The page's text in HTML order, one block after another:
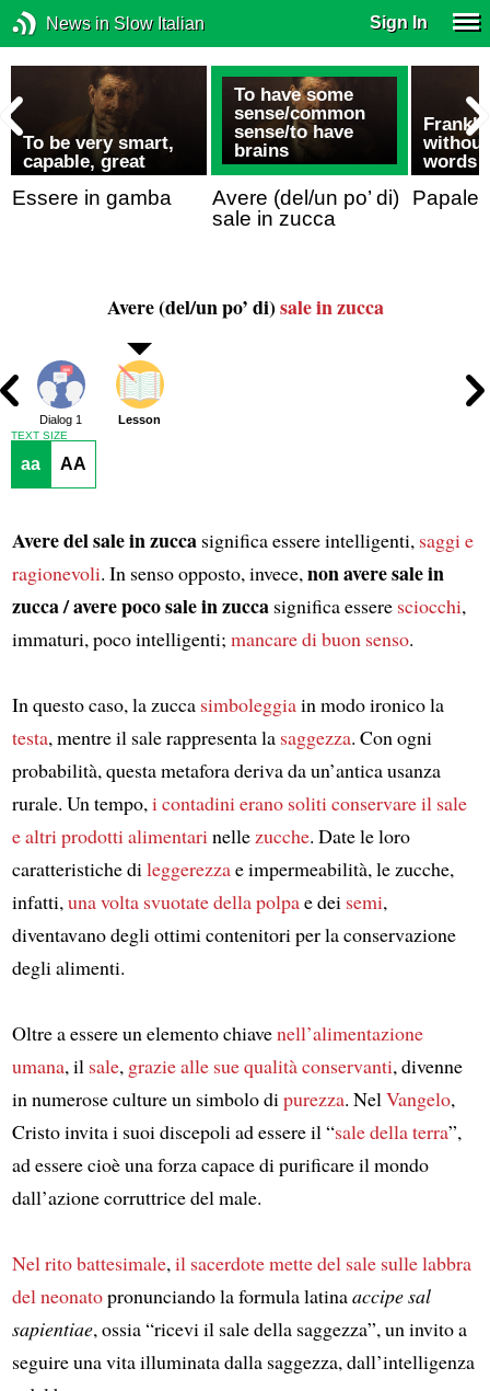
News in Slow Italian Sign In
To be very smart,
capable, great
Essere in gamba
To have some
sense/common
sense/to have
brains
Avere (del/un po’ di)
sale in zucca
words
Avere (del/un po’ di)sale in zucca
Dialog 1 Lesson
TEXT SIZE
aa AA
Avere del sale in zuccasignifica essere intelligenti, saggi e
ragionevoli. In senso opposto, invece, non avere sale in
zucca / avere poco sale in zuccasignifica essere sciocchi,
immaturi, poco intelligenti; mancare di buon senso.
In questo caso, la zucca simboleggiain modo ironico la
testa, mentre il sale rappresenta la saggezza. Con ogni
probabilità, questa metafora deriva da un’antica usanza
rurale. Un tempo, i contadini erano soliti conservare il sale
e altri prodotti alimentari nelle zucche. Date le loro
caratteristiche di leggerezzae impermeabilità, le zucche,
infatti, una volta svuotate della polpae dei semi,
diventavano degli ottimi contenitori per la conservazione
degli alimenti.
Oltre a essere un elemento chiavenell’alimentazione
umana, il sale, grazie alle sue qualità conservanti, divenne
in numerose culture un simbolo di purezza. Nel Vangelo,
Cristo invita i suoi discepoli ad essere il “sale della terra”,
ad essere cioè una forza capace di purificare il mondo
dall’azione corruttrice del male.
Nel rito battesimale, il sacerdote mette del sale sulle labbra
del neonatopronunciando la formula latinaaccipe sal
sapientiae, ossia “ricevi il sale della saggezza”, un invito a
seguire una vita illuminata dalla saggezza, dall’intelligenza